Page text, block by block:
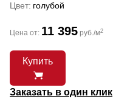
Цвет голубой
Цена от: 11 395 руб./м2
Купить
Заказать в один клик